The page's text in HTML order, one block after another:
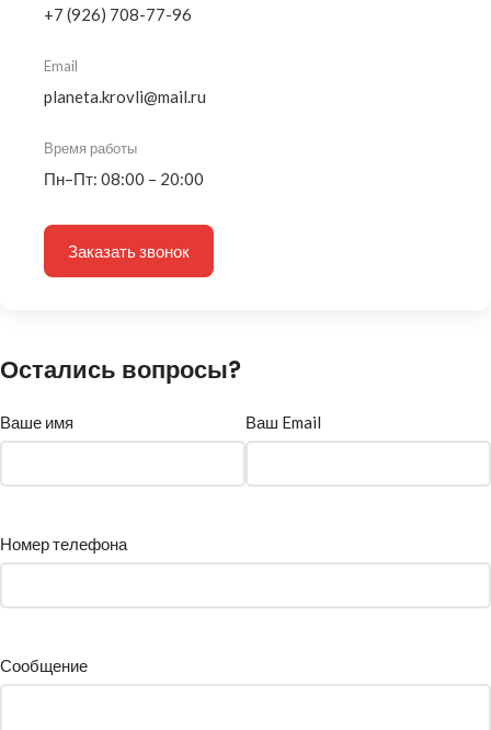
+7 (926) 708-77-96
Email
planeta.krovli@mail.ru
Время работы
Пн–Пт: 08:00 – 20:00
Заказать звонок
Остались вопросы?
Ваше имя Ваш Email
Номер телефона
Сообщение